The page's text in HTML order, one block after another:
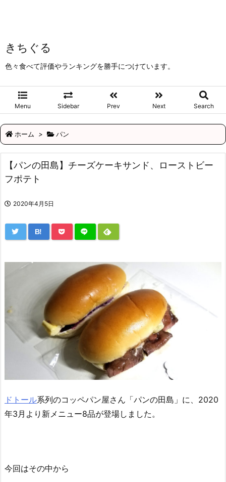
きちぐる
色々食べて評価やランキングを勝手につけています。
Menu Sidebar Prev Next Search
ホーム > パン
【パンの田島】チーズケーキサンド、ローストビー
フポテト
2020年4月5日
B!
ドトール系列のコッペパン屋さん「パンの田島」に、2020
年3月より新メニュー8品が登場しました。
今回はその中から